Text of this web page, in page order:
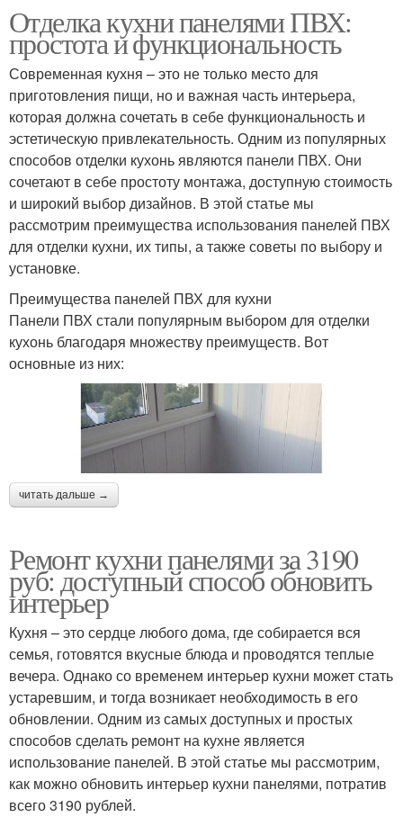
Отделка кухни панелями ПВХ:
простота и функциональность
Современная кухня – это не только место для
приготовления пищи, но и важная часть интерьера,
которая должна сочетать в себе функциональность и
эстетическую привлекательность. Одним из популярных
способов отделки кухонь являются панели ПВХ. Они
сочетают в себе простоту монтажа, доступную стоимость
и широкий выбор дизайнов. В этой статье мы
рассмотрим преимущества использования панелей ПВХ
для отделки кухни, их типы, а также советы по выбору и
установке.
Преимущества панелей ПВХ для кухни
Панели ПВХ стали популярным выбором для отделки
кухонь благодаря множеству преимуществ. Вот
основные из них:
читать дальше →
Ремонт кухни панелями за 3190
руб: доступный способ обновить
интерьер
Кухня – это сердце любого дома, где собирается вся
семья, готовятся вкусные блюда и проводятся теплые
вечера. Однако со временем интерьер кухни может стать
устаревшим, и тогда возникает необходимость в его
обновлении. Одним из самых доступных и простых
способов сделать ремонт на кухне является
использование панелей. В этой статье мы рассмотрим,
как можно обновить интерьер кухни панелями, потратив
всего 3190 рублей.